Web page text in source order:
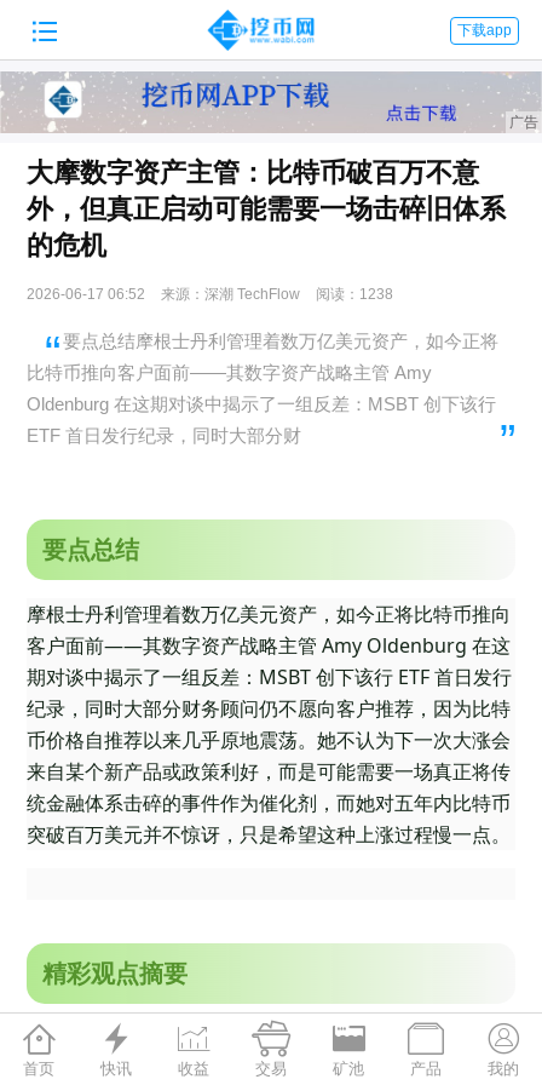
 下载app
大摩数字资产主管：比特币破百万不意
外，但真正启动可能需要一场击碎旧体系
的危机
2026-06-17 06:52 来源：深潮 TechFlow 阅读：1238
要点总结摩根士丹利管理着数万亿美元资产，如今正将
比特币推向客户面前——其数字资产战略主管 Amy
Oldenburg 在这期对谈中揭示了一组反差：MSBT 创下该行
ETF 首日发行纪录，同时大部分财
要点总结
摩根士丹利管理着数万亿美元资产，如今正将比特币推向
客户面前——其数字资产战略主管 Amy Oldenburg 在这
期对谈中揭示了一组反差：MSBT 创下该行 ETF 首日发行
纪录，同时大部分财务顾问仍不愿向客户推荐，因为比特
币价格自推荐以来几乎原地震荡。她不认为下一次大涨会
来自某个新产品或政策利好，而是可能需要一场真正将传
统金融体系击碎的事件作为催化剂，而她对五年内比特币
突破百万美元并不惊讶，只是希望这种上涨过程慢一点。
精彩观点摘要
科技根源：从 1999 年科技泡沫到新兴市

首页

快讯

收益

交易

矿池

产品

我的